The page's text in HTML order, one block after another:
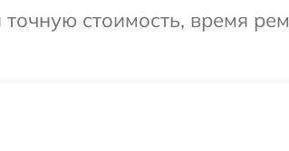
стоимость, время